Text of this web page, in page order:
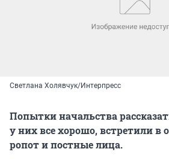
Светлана Холявчук/Интерпресс
Попытки начальства
у них все хорошо, встретили в
ропот и постные лица.